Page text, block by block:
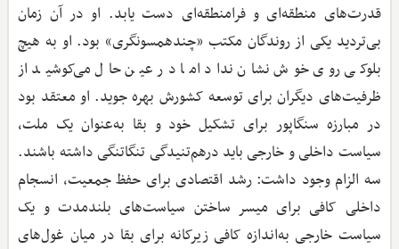
قدرت‌های منطقه‌ای و فرامنطقه‌ای دست یابد. او در آن زمان
بی‌تردید یکی از روندگان مکتب «چندهمسونگری» بود. او به هیچ
بلوکی روی خوش نشان نداد اما در عین ‌حال می‌کوشید از
ظرفیت‌های دیگران برای توسعه کشورش بهره جوید. او معتقد بود
در مبارزه سنگاپور برای تشکیل خود و بقا به‌عنوان یک ملت،
سیاست داخلی و خارجی باید در‌هم‌تنیدگی تنگاتنگی داشته باشند.
سه الزام وجود داشت: رشد اقتصادی برای حفظ جمعیت، انسجام
داخلی کافی برای میسر ساختن سیاست‌های بلندمدت و یک
سیاست خارجی به‌اندازه کافی زیرکانه برای بقا در میان غول‌های